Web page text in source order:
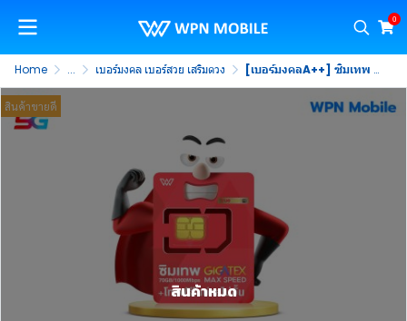
0
Home ... เบอร์มงคล เบอร์สวย เสริมดวง [เบอร์มงคลA++] ซิมเทพ FAST 70GB ซิมเน็ตแรงสูงสุด 1000Mbps โทรฟรีทรูไม่อั้น นาน 1 ปี
สินค้าขายดี
สินค้าหมด